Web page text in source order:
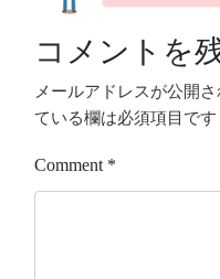
コメントを
メールアドレスが公開
ている欄は必須項目です
Comment *